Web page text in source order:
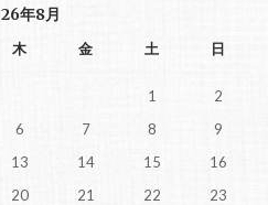
年8月
木 金 土 日
1
2
6 7 8
9
13 14 15
16
20 21 22
23